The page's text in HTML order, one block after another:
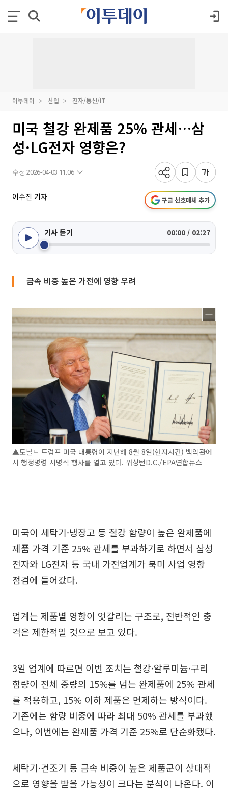
이투데이 산업 전자/통신/IT
미국 철강 완제품 25% 관세…삼
성·LG전자 영향은?
수정 2026-04-03 11:06
이수진 기자 구글 선호매체 추가
기사 듣기 00:00 / 02:27
금속 비중 높은 가전에 영향 우려
▲도널드 트럼프 미국 대통령이 지난해 8월 8일(현지시간) 백악관에
서 행정명령 서명식 행사를 열고 있다. 워싱턴D.C./EPA연합뉴스
미국이 세탁기·냉장고 등 철강 함량이 높은 완제품에
제품 가격 기준 25% 관세를 부과하기로 하면서 삼성
전자와 LG전자 등 국내 가전업계가 북미 사업 영향
점검에 들어갔다.
업계는 제품별 영향이 엇갈리는 구조로, 전반적인 충
격은 제한적일 것으로 보고 있다.
3일 업계에 따르면 이번 조치는 철강·알루미늄·구리
함량이 전체 중량의 15%를 넘는 완제품에 25% 관세
를 적용하고, 15% 이하 제품은 면제하는 방식이다.
기존에는 함량 비중에 따라 최대 50% 관세를 부과했
으나, 이번에는 완제품 가격 기준 25%로 단순화됐다.
세탁기·건조기 등 금속 비중이 높은 제품군이 상대적
으로 영향을 받을 가능성이 크다는 분석이 나온다. 이